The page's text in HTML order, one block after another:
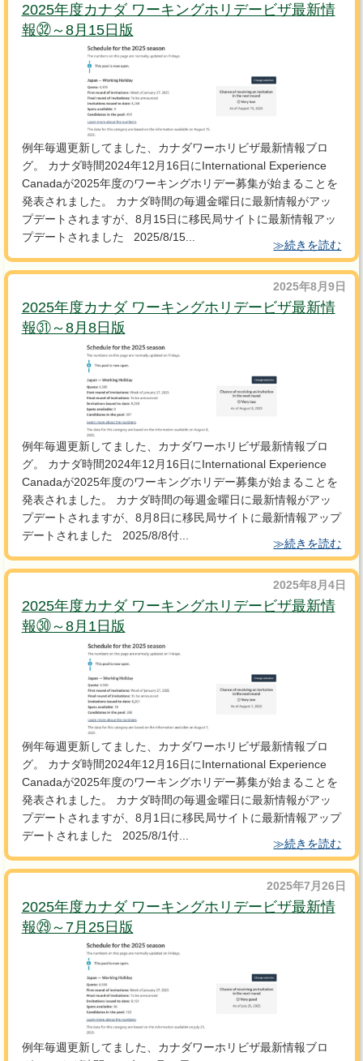
2025年度カナダ ワーキングホリデービザ最新情
報㉜～8月15日版
例年毎週更新してました、カナダワーホリビザ最新情報ブロ
グ。 カナダ時間2024年12月16日にInternational Experience
Canadaが2025年度のワーキングホリデー募集が始まることを
発表されました。 カナダ時間の毎週金曜日に最新情報がアッ
プデートされますが、8月15日に移民局サイトに最新情報アッ
プデートされました 2025/8/15...
≫続きを読む
2025年8月9日
2025年度カナダ ワーキングホリデービザ最新情
報㉛～8月8日版
例年毎週更新してました、カナダワーホリビザ最新情報ブロ
グ。 カナダ時間2024年12月16日にInternational Experience
Canadaが2025年度のワーキングホリデー募集が始まることを
発表されました。 カナダ時間の毎週金曜日に最新情報がアッ
プデートされますが、8月8日に移民局サイトに最新情報アップ
デートされました 2025/8/8付...
≫続きを読む
2025年8月4日
2025年度カナダ ワーキングホリデービザ最新情
報㉚～8月1日版
例年毎週更新してました、カナダワーホリビザ最新情報ブロ
グ。 カナダ時間2024年12月16日にInternational Experience
Canadaが2025年度のワーキングホリデー募集が始まることを
発表されました。 カナダ時間の毎週金曜日に最新情報がアッ
プデートされますが、8月1日に移民局サイトに最新情報アップ
デートされました 2025/8/1付...
≫続きを読む
2025年7月26日
2025年度カナダ ワーキングホリデービザ最新情
報㉙～7月25日版
例年毎週更新してました、カナダワーホリビザ最新情報ブロ